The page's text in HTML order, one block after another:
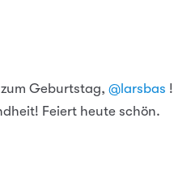
Geburtstag, @larsbas !
Feiert heute schön.